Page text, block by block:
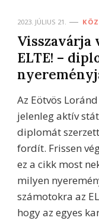
2023. JÚLIUS 21.
Visszavárja
ELTE! –
Az Eötvös
jelenleg aktív
diplomát
fordít. Frissen
ez a cikk most
milyen
számotokra az
hogy az egyes